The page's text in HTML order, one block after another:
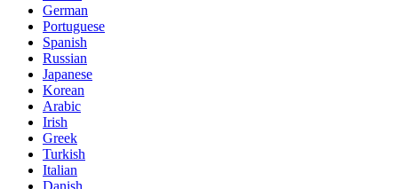
German
Portuguese
Spanish
Russian
Japanese
Korean
Arabic
Irish
Greek
Turkish
Italian
Danish